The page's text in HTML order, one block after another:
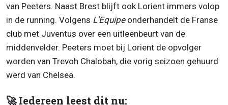
van Peeters. Naast Brest blijft ook Lorient immers volop
in de running. Volgens L'Equipe onderhandelt de Franse
club met Juventus over een uitleenbeurt van de
middenvelder. Peeters moet bij Lorient de opvolger
worden van Trevoh Chalobah, die vorig seizoen gehuurd
werd van Chelsea.
🚀 Iedereen leest dit nu: